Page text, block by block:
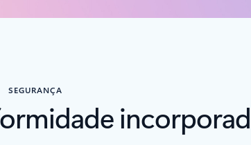
SEGURANÇA